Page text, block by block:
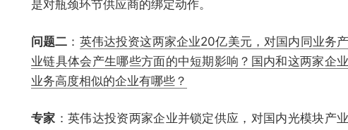
是对瓶颈环节供应商的绑定动作。
问题二 ： 英伟达投资这两家企业20亿美元，对国内同业务产
业链具体会产生哪些方面的中短期影响？国内和这两家企业
业务高度相似的企业有哪些？
专家 ：英伟达投资两家企业并锁定供应，对国内光模块产业